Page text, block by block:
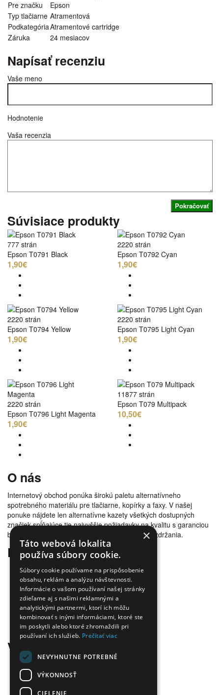
Pre značku
Epson
Typ tlačiarne Atramentová
PodkategóriaAtramentové cartridge
Záruka
24 mesiacov
Napísať recenziu
Vaše meno
Hodnotenie
Vaša recenzia
Pokračovať
Súvisiace produkty
777 strán
Epson T0791 Black
1,90€
2220 strán
Epson T0792 Cyan
1,90€
2220 strán
Epson T0794 Yellow
1,90€
2220 strán
Epson T0795 Light Cyan
1,90€
2220 strán
Epson T0796 Light Magenta
1,90€
11877 strán
Epson T079 Multipack
10,50€
O nás
Internetový obchod ponúka širokú paletu alternatívneho
spotrebného materiálu pre tlačiarne, kopírky a faxy. V našej
ponuke nájdete len alternatívne kazety všetkých dostupných
značiek spĺňajúce tie najvyššie požiadavky na kvalitu s garanciou
bezproblémovosti tlače. Tovar doručujeme bez zdržania.
Prečo nakúpiť u nás
Úspora nákladov
Overená kvalita
Doprava zadarmo
Tovar skladom
Ekologická likvidácia tonerov
Množstvo spôsobov platby a dopravy
Ekológia
Všetko o nákupe
Kontaktné informácie
Platba a dodanie
Obchodné podmienky
×
Táto webová lokalita
používa súbory cookie.
Súbory cookie používame na prispôsobenie
obsahu, reklám a analýzu návštevnosti.
Informácie o vašom používaní našej stránky
zdieľame aj s našimi reklamnými a
analytickými partnermi, ktorí ich môžu
kombinovať s inými informáciami, ktoré ste
im poskytli alebo ktoré zhromaždili pri
používaní ich služieb. Prečítať viac
NEVYHNUTNE POTREBNÉ
VÝKONNOSŤ
CIELENIE